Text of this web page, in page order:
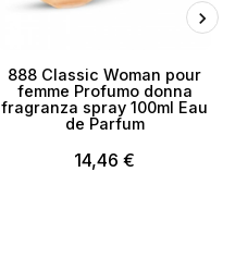
888 Classic Woman pour
femme Profumo donna
fragranza spray 100ml Eau
de Parfum
14,46 €